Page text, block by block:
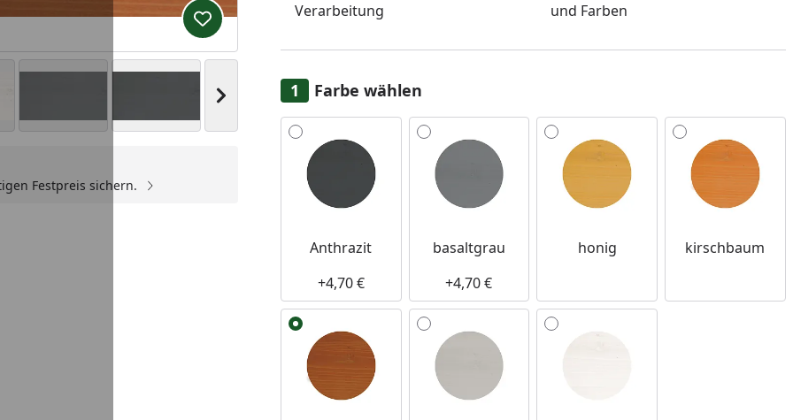
Nächstes Bild anzeigen
Produkt zur Wunschliste hinzufügen
Festpreis sichern.
Verarbeitung
und Farben
Farbe wählen
Alle anzeigen (7)
Anthrazit
+4,70 €
basaltgrau
+4,70 €
honig kirschbaum